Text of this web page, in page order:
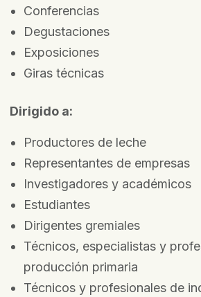
Conferencias
Degustaciones
Exposiciones
Giras técnicas
Dirigido a:
Productores de leche
Representantes de empresas
Investigadores y académicos
Estudiantes
Dirigentes gremiales
Técnicos, especialistas y
producción primaria
Técnicos y profesionales de